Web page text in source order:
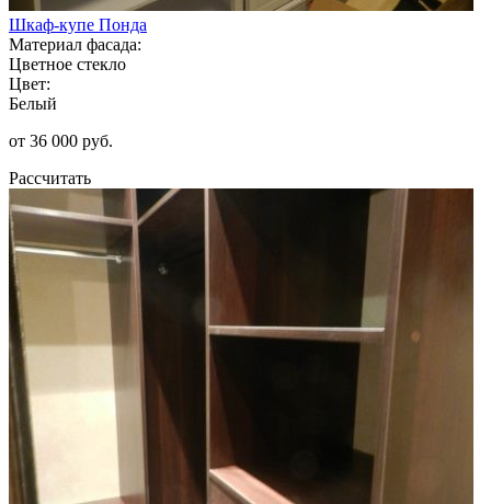
Шкаф-купе Понда
Материал фасада:
Цветное стекло
Цвет:
Белый
от 36 000 руб.
Рассчитать